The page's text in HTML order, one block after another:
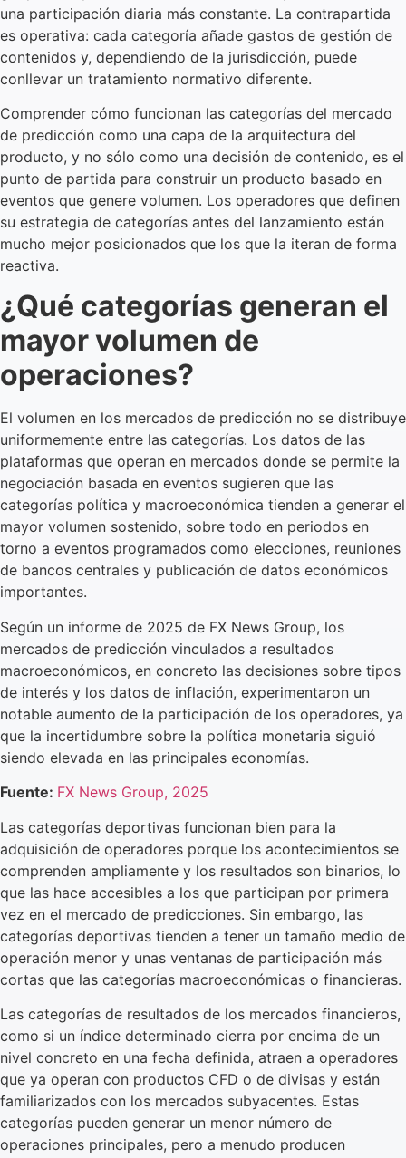
una participación diaria más constante. La contrapartida
es operativa: cada categoría añade gastos de gestión de
contenidos y, dependiendo de la jurisdicción, puede
conllevar un tratamiento normativo diferente.
Comprender cómo funcionan las categorías del mercado
de predicción como una capa de la arquitectura del
producto, y no sólo como una decisión de contenido, es el
punto de partida para construir un producto basado en
eventos que genere volumen. Los operadores que definen
su estrategia de categorías antes del lanzamiento están
mucho mejor posicionados que los que la iteran de forma
reactiva.
¿Qué categorías generan el
mayor volumen de
operaciones?
El volumen en los mercados de predicción no se distribuye
uniformemente entre las categorías. Los datos de las
plataformas que operan en mercados donde se permite la
negociación basada en eventos sugieren que las
categorías política y macroeconómica tienden a generar el
mayor volumen sostenido, sobre todo en periodos en
torno a eventos programados como elecciones, reuniones
de bancos centrales y publicación de datos económicos
importantes.
Según un informe de 2025 de FX News Group, los
mercados de predicción vinculados a resultados
macroeconómicos, en concreto las decisiones sobre tipos
de interés y los datos de inflación, experimentaron un
notable aumento de la participación de los operadores, ya
que la incertidumbre sobre la política monetaria siguió
siendo elevada en las principales economías.
Fuente: FX News Group, 2025
Las categorías deportivas funcionan bien para la
adquisición de operadores porque los acontecimientos se
comprenden ampliamente y los resultados son binarios, lo
que las hace accesibles a los que participan por primera
vez en el mercado de predicciones. Sin embargo, las
categorías deportivas tienden a tener un tamaño medio de
operación menor y unas ventanas de participación más
cortas que las categorías macroeconómicas o financieras.
Las categorías de resultados de los mercados financieros,
como si un índice determinado cierra por encima de un
nivel concreto en una fecha definida, atraen a operadores
que ya operan con productos CFD o de divisas y están
familiarizados con los mercados subyacentes. Estas
categorías pueden generar un menor número de
operaciones principales, pero a menudo producen